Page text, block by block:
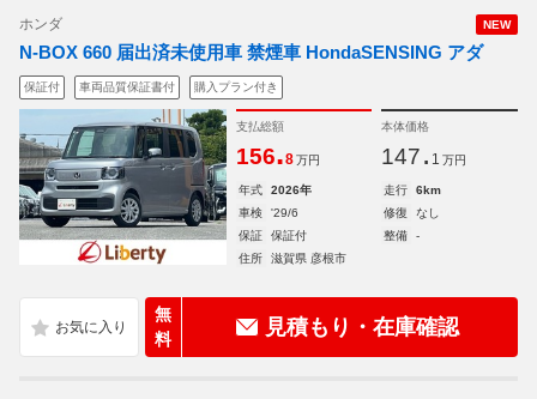
NEW
ホンダ
N-BOX 660 届出済未使用車 禁煙車 HondaSENSING アダ
保証付 車両品質保証書付 購入プラン付き
支払総額
156.8 万円
本体価格
147. 1 万円
年式 2026年 走行
6km
車検
'29/6 修復
なし
保証
保証付 整備
-
住所
滋賀県 彦根市
無
料
見積もり・在庫確認